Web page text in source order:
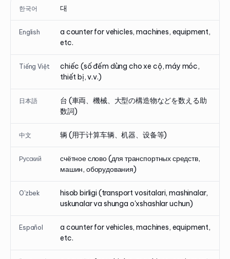
한국어 대
English
a counter for vehicles, machines, equipment,
etc.
Tiếng Việt
chiếc (số đếm dùng cho xe cộ, máy móc,
thiết bị, v.v.)
日本語
台 (車両、機械、大型の構造物などを数える助
数詞)
中文 辆 (用于计算车辆、机器、设备等)
Русский
счётное слово (для транспортных средств,
машин, оборудования)
O'zbek
hisob birligi (transport vositalari, mashinalar,
uskunalar va shunga o'xshashlar uchun)
Español
a counter for vehicles, machines, equipment,
etc.